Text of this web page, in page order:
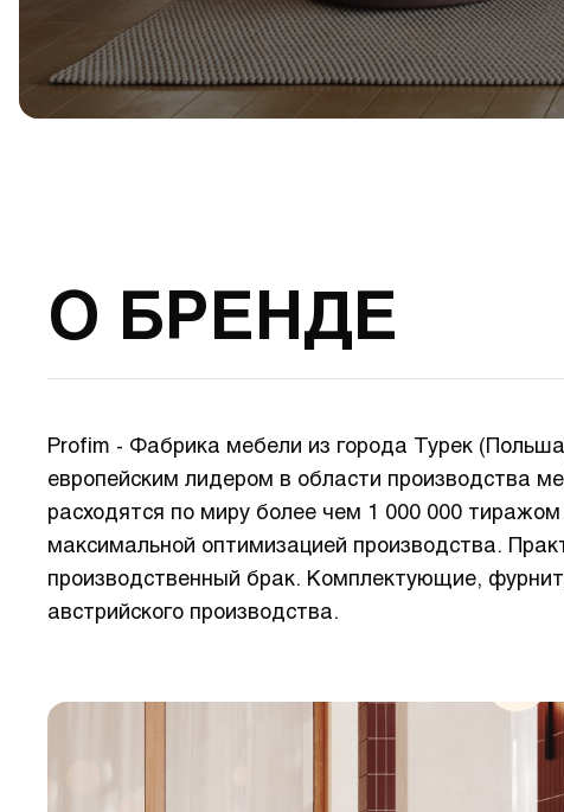
О БРЕНДЕ
Profim - Фабрика мебели из города Турек
европейским лидером в области производства
расходятся по миру более чем 1 000 000
максимальной оптимизацией производства.
производственный брак. Комплектующие,
австрийского производства.